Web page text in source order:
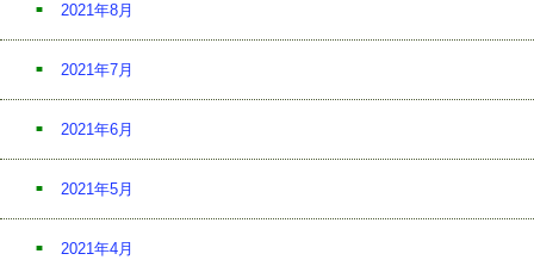
2021年8月
2021年7月
2021年6月
2021年5月
2021年4月